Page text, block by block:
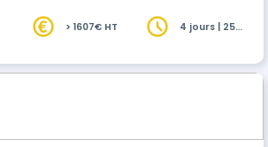
> 1607€ HT
4 jours | 25